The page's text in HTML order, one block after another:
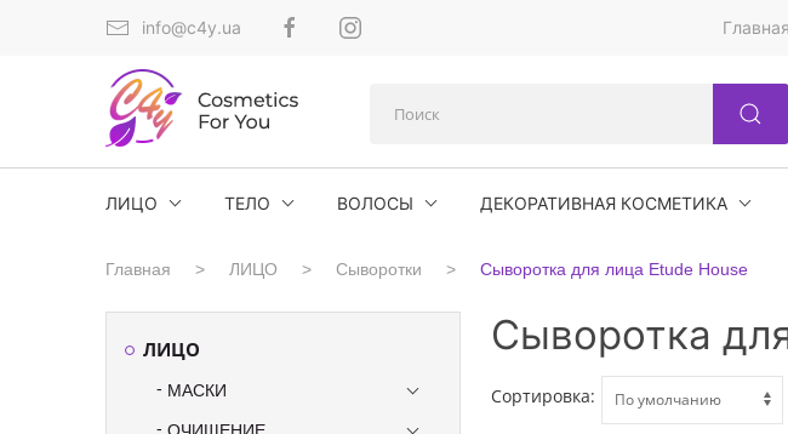
info@c4y.ua Главная
ЛИЦО ТЕЛО ВОЛОСЫ ДЕКОРАТИВНАЯ КОСМЕТИКА
Главная ЛИЦО Сыворотки Сыворотка для лица Etude House
ЛИЦО
МАСКИ
Сыворотка
Сортировка: